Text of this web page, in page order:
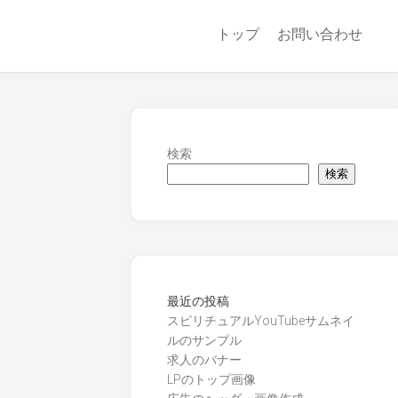
トップ お問い合わせ
検索
検索
最近の投稿
スピリチュアルYouTubeサムネイ
ルのサンプル
求人のバナー
LPのトップ画像